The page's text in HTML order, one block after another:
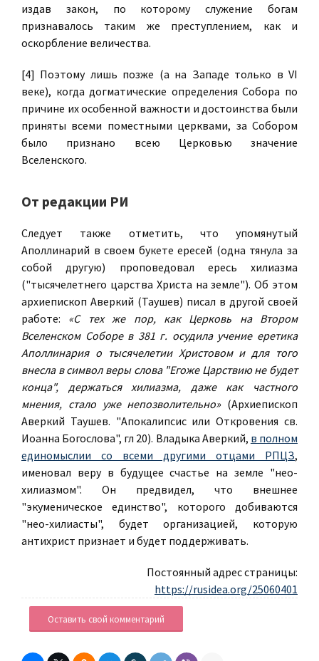
издав закон, по которому служение богам
признавалось таким же преступлением, как и
оскорбление величества.
[4] Поэтому лишь позже (а на Западе только в VI
веке), когда догматические определения Собора по
причине их особенной важности и достоинства были
приняты всеми поместными церквами, за Собором
было признано всею Церковью значение
Вселенского.
От редакции РИ
Следует также отметить, что упомянутый
Аполлинарий в своем букете ересей (одна тянула за
собой другую) проповедовал ересь хилиазма
("тысячелетнего царства Христа на земле"). Об этом
архиепископ Аверкий (Таушев) писал в другой своей
работе: «С тех же пор, как Церковь на Втором
Вселенском Соборе в 381 г. осудила учение еретика
Аполлинария о тысячелетии Христовом и для того
внесла в символ веры слова "Егоже Царствию не будет
конца", держаться хилиазма, даже как частного
мнения, стало уже непозволительно»(Архиепископ
Аверкий Таушев. "Апокалипсис или Откровения св.
Иоанна Богослова", гл 20). Владыка Аверкий, в полном
единомыслии со всеми другими отцами РПЦЗ,
именовал веру в будущее счастье на земле "нео-
хилиазмом". Он предвидел, что внешнее
"экуменическое единство", которого добиваются
"нео-хилиасты", будет организацией, которую
антихрист признает и будет поддерживать.
Постоянный адрес страницы:
https://rusidea.org/25060401
Оставить свой комментарий